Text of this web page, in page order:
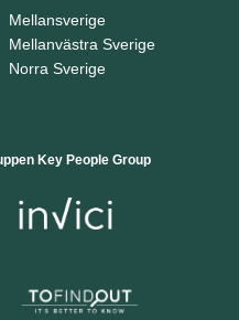
Mellansverige
Mellanvästra Sverige
Norra Sverige
Key People Group